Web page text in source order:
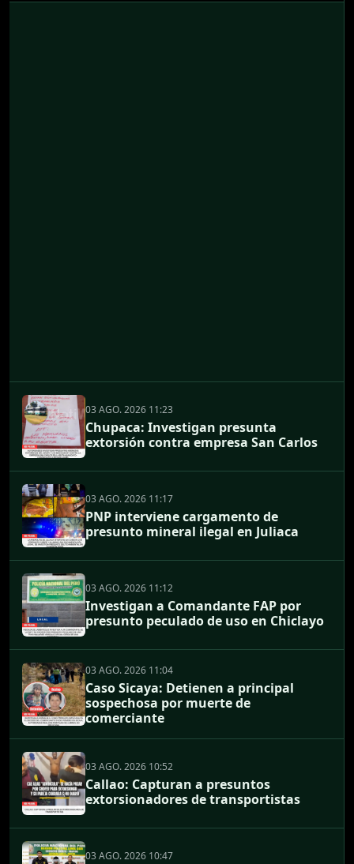
03 AGO. 2026 11:23
Chupaca: Investigan presunta
extorsión contra empresa San Carlos
03 AGO. 2026 11:17
PNP interviene cargamento de
presunto mineral ilegal en Juliaca
03 AGO. 2026 11:12
Investigan a Comandante FAP por
presunto peculado de uso en Chiclayo
03 AGO. 2026 11:04
Caso Sicaya: Detienen a principal
sospechosa por muerte de
comerciante
03 AGO. 2026 10:52
Callao: Capturan a presuntos
extorsionadores de transportistas
03 AGO. 2026 10:47